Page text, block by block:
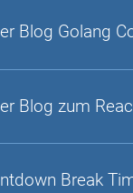
Blog Golang
Blog zum
Break